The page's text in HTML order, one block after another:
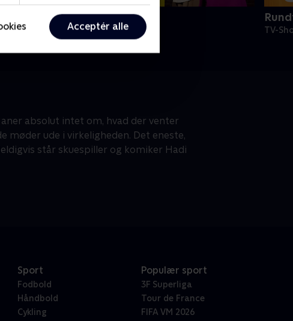
Acceptér alle
Danmarks dummeste
TV-Shows • 1 sæsoner TV-
absolut intet om, hvad der venter
møder ude i virkeligheden. Det eneste,
står skuespiller og komiker Hadi
Sport
Fodbold
Håndbold
Cykling
Populær sport
3F Superliga
Tour de France
FIFA VM 2026